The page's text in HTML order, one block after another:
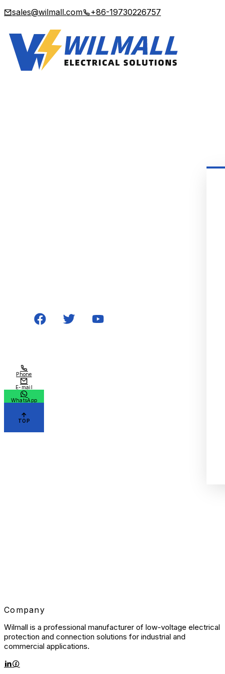
sales@wilmall.com +86-19730226757
Company
Wilmall is a professional manufacturer of low-voltage electrical
protection and connection solutions for industrial and
commercial applications.
Phone
E-mail
WhatsApp
TOP